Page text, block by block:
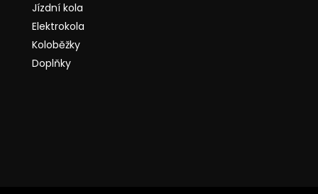
Jízdní kola
Elektrokola
Koloběžky
Doplňky